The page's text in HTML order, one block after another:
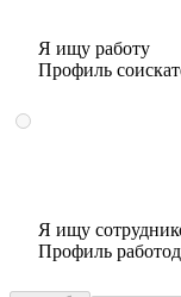
Я ищу работу
Профиль
Я ищу
Профиль